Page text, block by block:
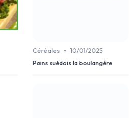
Céréales • 10/01/2025
Pains suédois la boulangère